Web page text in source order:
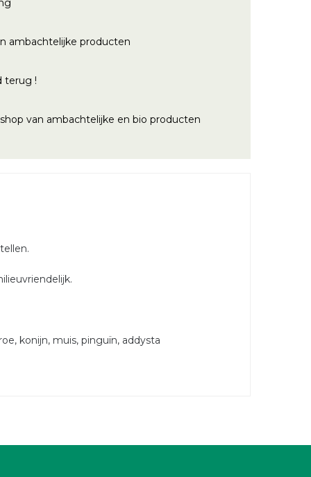
ambachtelijke producten
terug !
van ambachtelijke en bio producten
konijn, muis, pinguïn, addysta